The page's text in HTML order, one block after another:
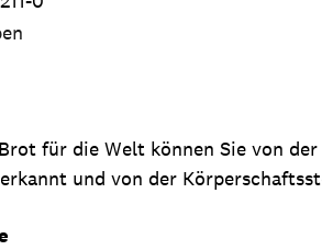
für die Welt können Sie von
und von der